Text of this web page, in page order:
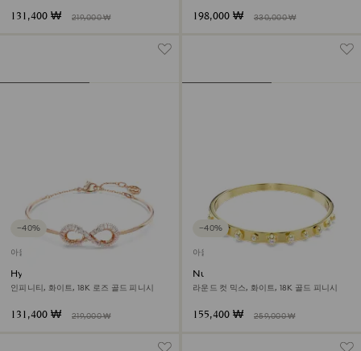
131,400 ₩ 219,000 ₩ 198,000 ₩ 330,000 ₩
−40%
아울렛
Hyperbola 뱅글
인피니티, 화이트, 18K 로즈 골드 피니시
131,400 ₩ 219,000 ₩
−40%
아울렛
Numina 뱅글
라운드 컷 믹스, 화이트, 18K 골드 피니시
155,400 ₩ 259,000 ₩